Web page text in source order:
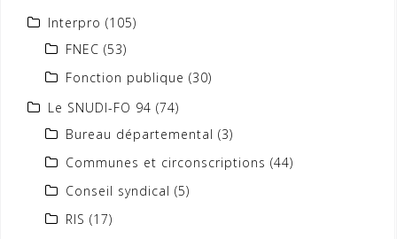
Interpro (105)
FNEC (53)
Fonction publique (30)
Le SNUDI-FO 94 (74)
Bureau départemental (3)
Communes et circonscriptions (44)
Conseil syndical (5)
RIS (17)